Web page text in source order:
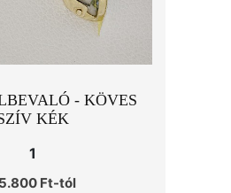
- KÖVES
KÉK
1
Ft-tól